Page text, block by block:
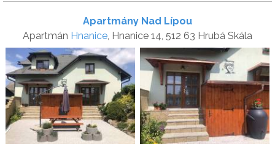
Apartmány Nad Lípou
Apartmán Hnanice, Hnanice 14, 512 63 Hrubá Skála